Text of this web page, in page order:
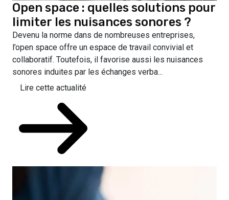
Open space : quelles solutions pour
limiter les nuisances sonores ?
Devenu la norme dans de nombreuses entreprises,
l’open space offre un espace de travail convivial et
collaboratif. Toutefois, il favorise aussi les nuisances
sonores induites par les échanges verba...
Lire cette actualité